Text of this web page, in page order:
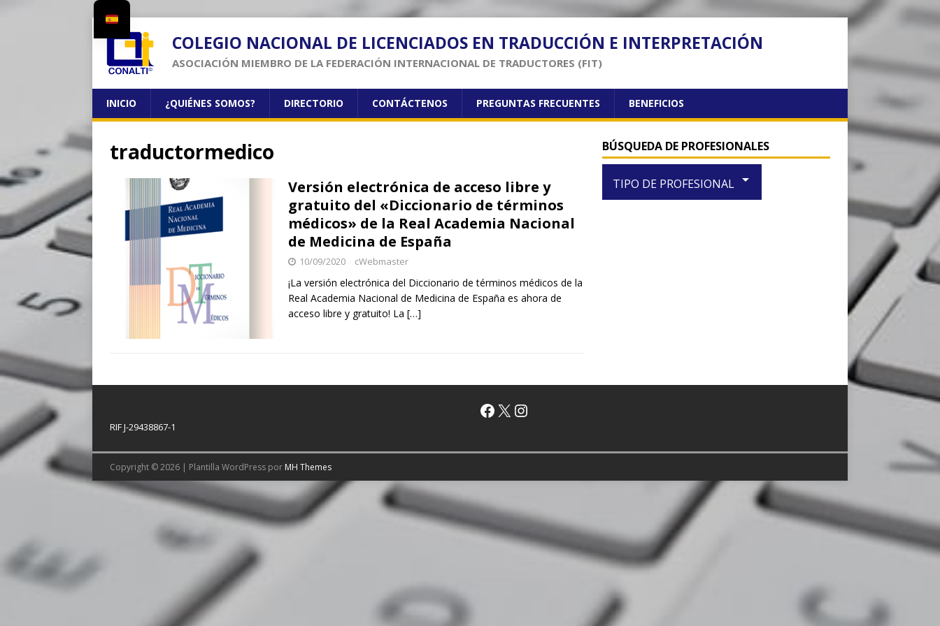
COLEGIO NACIONAL DE LICENCIADOS EN TRADUCCIÓN E INTERPRETACIÓN
ASOCIACIÓN MIEMBRO DE LA FEDERACIÓN INTERNACIONAL DE TRADUCTORES (FIT)
INICIO ¿QUIÉNES SOMOS? DIRECTORIO CONTÁCTENOS PREGUNTAS FRECUENTES BENEFICIOS
traductormedico
Versión electrónica de acceso libre y
gratuito del «Diccionario de términos
médicos» de la Real Academia Nacional
de Medicina de España
10/09/2020 cWebmaster
¡La versión electrónica del Diccionario de términos médicos de la
Real Academia Nacional de Medicina de España es ahora de
acceso libre y gratuito! La […]
BÚSQUEDA DE PROFESIONALES
TIPO DE PROFESIONAL arrow_drop_down
RIF J-29438867-1
Copyright © 2026 | Plantilla WordPress por MH Themes